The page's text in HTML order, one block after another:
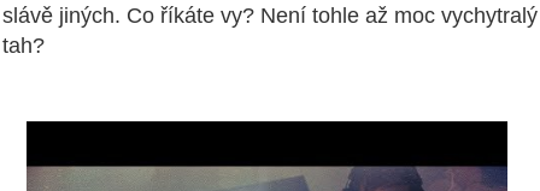
slávě jiných. Co říkáte vy? Není tohle až moc vychytralý
tah?